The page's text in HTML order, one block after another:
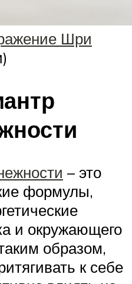
Шри
– это
формулы,
и окружающего
образом,
к себе